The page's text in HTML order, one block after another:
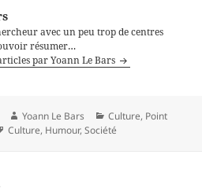
avec un peu trop de centres
résumer…
par Yoann Le Bars
Auteur
Yoann Le Bars Catégories
Culture, Point
Mots-
Culture, Humour,Société